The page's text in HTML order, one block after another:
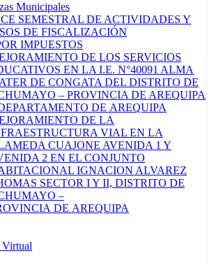
Municipales
SEMESTRAL DE ACTIVIDADES Y
DE FISCALIZACIÓN
IMPUESTOS
DE LOS SERVICIOS
EN LA I.E. N°40091 ALMA
DE CONGATA DEL DISTRITO DE
– PROVINCIA DE AREQUIPA
DE AREQUIPA
DE LA
VIAL EN LA
CUAJONE AVENIDA 1 Y
2 EN EL CONJUNTO
IGNACION ALVAREZ
SECTOR I Y II, DISTRITO DE
–
DE AREQUIPA
Virtual